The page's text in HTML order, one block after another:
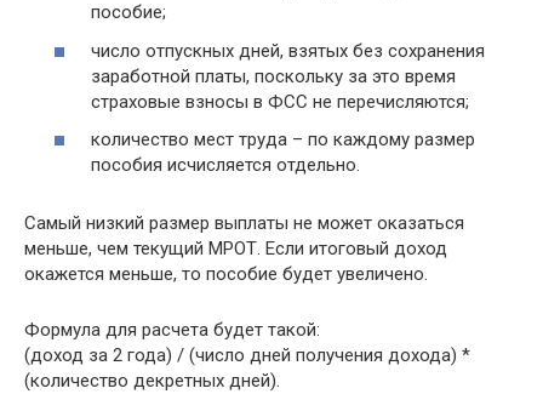
пособие;
число отпускных дней, взятых без сохранения
заработной платы, поскольку за это время
страховые взносы в ФСС не перечисляются;
количество мест труда – по каждому размер
пособия исчисляется отдельно.
Самый низкий размер выплаты не может оказаться
меньше, чем текущий МРОТ. Если итоговый доход
окажется меньше, то пособие будет увеличено.
Формула для расчета будет такой:
(доход за 2 года) / (число дней получения дохода) *
(количество декретных дней).